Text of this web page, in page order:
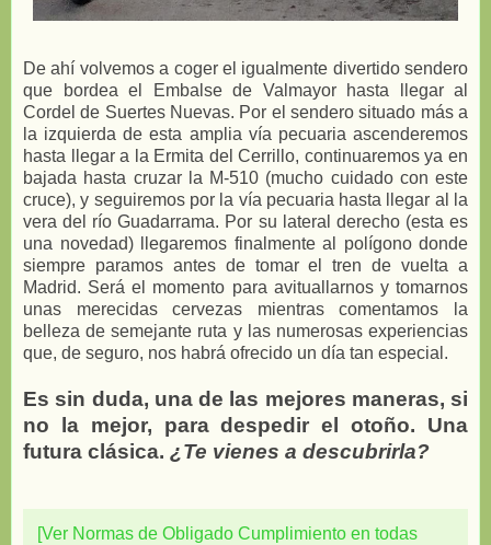
De ahí volvemos a coger el igualmente divertido sendero
que bordea el Embalse de Valmayor hasta llegar al
Cordel de Suertes Nuevas. Por el sendero situado más a
la izquierda de esta amplia vía pecuaria ascenderemos
hasta llegar a la Ermita del Cerrillo, continuaremos ya en
bajada hasta cruzar la M-510 (mucho cuidado con este
cruce), y seguiremos por la vía pecuaria hasta llegar al la
vera del río Guadarrama. Por su lateral derecho (esta es
una novedad) llegaremos finalmente al polígono donde
siempre paramos antes de tomar el tren de vuelta a
Madrid. Será el momento para avituallarnos y tomarnos
unas merecidas cervezas mientras comentamos la
belleza de semejante ruta y las numerosas experiencias
que, de seguro, nos habrá ofrecido un día tan especial.
Es sin duda, una de las mejores maneras, si
no la mejor, para despedir el otoño. Una
futura clásica. ¿Te vienes a descubrirla?
[Ver Normas de Obligado Cumplimiento en todas